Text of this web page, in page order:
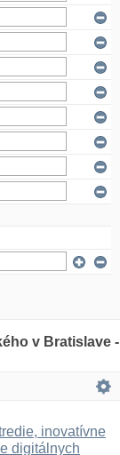
v Bratislave -
inovatívne
digitálnych